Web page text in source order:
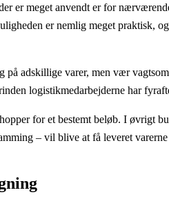
er meget anvendt er for
er nemlig meget praktisk,
adskillige varer, men vær
logistikmedarbejderne har
for et bestemt beløb. I øvrigt
– vil blive at få leveret